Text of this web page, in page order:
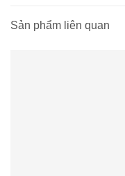
Sản phẩm liên quan